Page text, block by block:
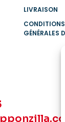
LIVRAISON
CONDITIONS
GÉNÉRALES